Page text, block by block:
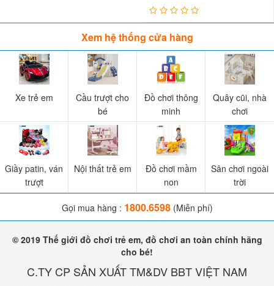
Xem hệ thống cửa hàng
Xe trẻ em
Cầu trượt cho
bé
Đồ chơi thông
minh
Quây cũi, nhà
chơi
Giầy patin, ván
trượt
Nội thất trẻ em
Đồ chơi mầm
non
Sân chơi ngoài
trời
Gọi mua hàng : 1800.6598(Miễn phí)
© 2019 Thế giới đồ chơi trẻ em, đồ chơi an toàn chính hãng
cho bé!
C.TY CP SẢN XUẤT TM&DV BBT VIỆT NAM